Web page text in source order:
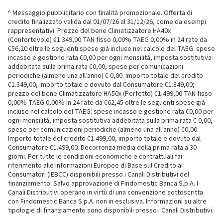
⁶ Messaggio pubblicitario con finalità promozionale. Offerta di
credito finalizzato valida dal 01/07/26 al 31/12/26, come da esempi
rappresentativi. Prezzo del bene Climatizzatore HA40x
(Confortevole) €1.349,00 TAN fisso 0,00% TAEG 0,00% in 24 rate da
€56,20 oltre le seguenti spese già incluse nel calcolo del TAEG: spese
incasso e gestione rata €0,00 per ogni mensilità, imposta sostitutiva
addebitata sulla prima rata €0,00, spese per comunicazioni
periodiche (almeno una all’anno) € 0,00. Importo totale del credito
€1.349,00, importo totale e dovuto dal Consumatore €1.349,00;
prezzo del bene Climatizzatore HA50x (Perfetto) €1.499,00 TAN fisso
0,00% TAEG 0,00% in 24 rate da €62,45 oltre le seguenti spese già
incluse nel calcolo del TAEG: spese incasso e gestione rata €0,00 per
ogni mensilità, imposta sostitutiva addebitata sulla prima rata € 0,00,
spese per comunicazioni periodiche (almeno una all’anno) €0,00.
Importo totale del credito €1.499,00, importo totale e dovuto dal
Consumatore €1.499,00. Decorrenza media della prima rata a 30
giorni. Per tutte le condizioni economiche e contrattuali fai
riferimento alle Informazioni Europee di Base sul Credito ai
Consumatori (IEBCC) disponibili presso i Canali Distributivi del
finanziamento. Salvo approvazione di Findomestic Banca S.p.A. I
Canali Distributivi operano in virtù di una convenzione sottoscritta
con Findomestic Banca S.p.A. non in esclusiva. Informazioni su altre
tipologie di finanziamento sono disponibili presso i Canali Distributivi.